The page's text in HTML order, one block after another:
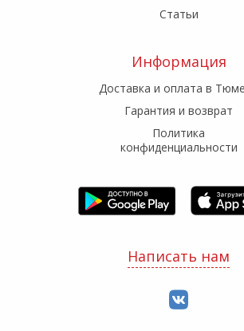
Статьи
Информация
Доставка и оплата в
Гарантия и возврат
Политика
конфиденциальности
Написать нам